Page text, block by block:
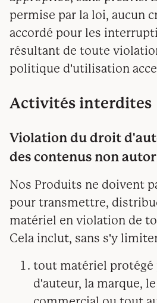
permise par la loi, aucun
accordé pour les
résultant de toute
politique d'utilisation
Activités interdites
Violation du droit
des contenus non
Nos Produits ne doivent
pour transmettre,
matériel en violation de
Cela inclut, sans s'y
tout matériel protégé
d'auteur, la marque,